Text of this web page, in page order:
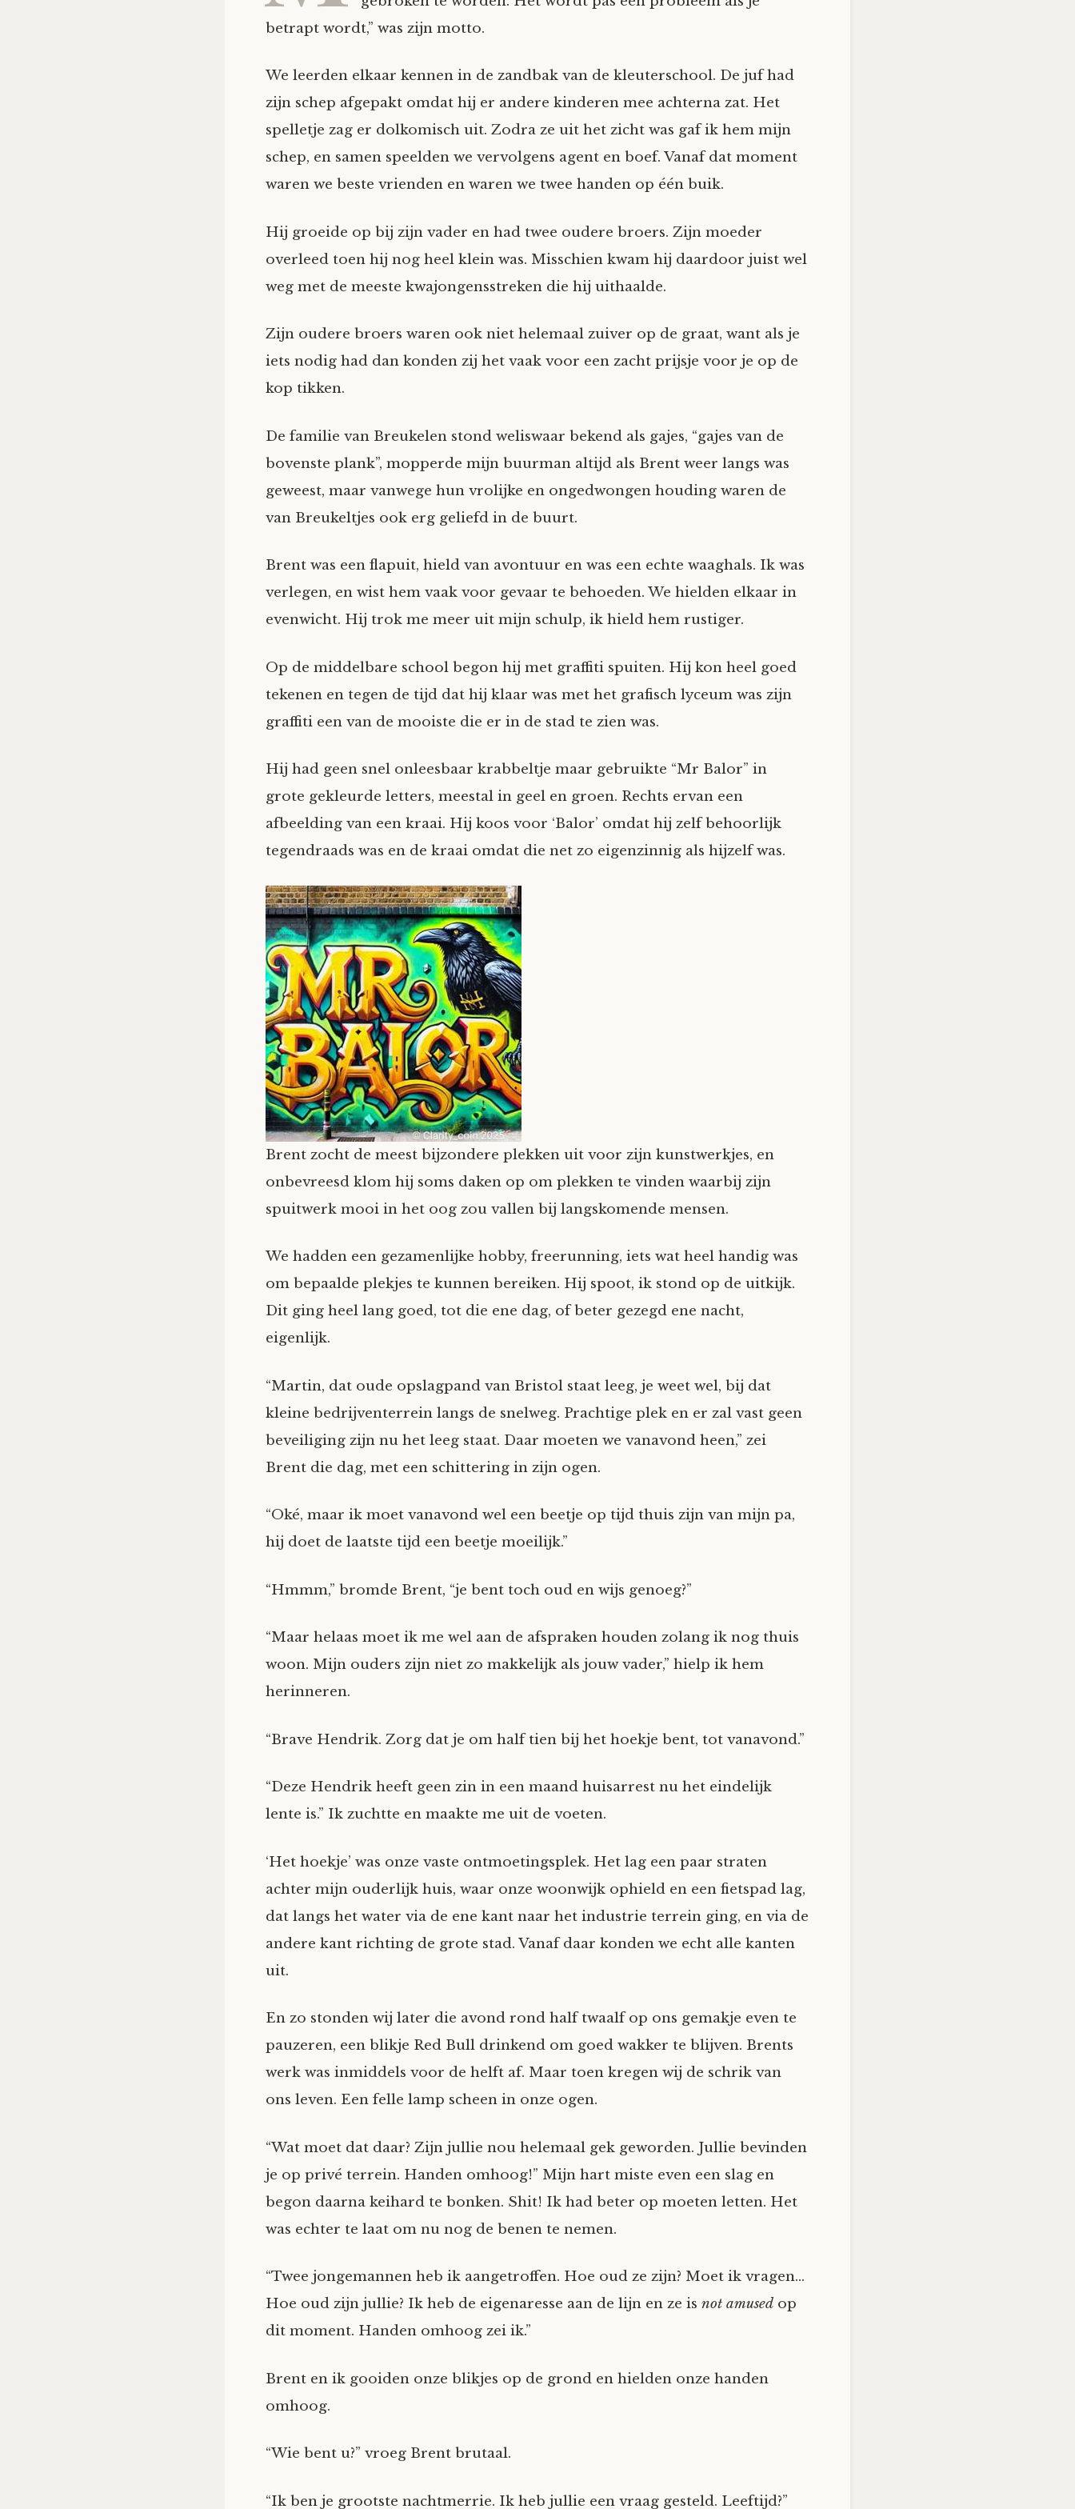
betrapt wordt,” was zijn motto.
We leerden elkaar kennen in de zandbak van de kleuterschool. De juf had
zijn schep afgepakt omdat hij er andere kinderen mee achterna zat. Het
spelletje zag er dolkomisch uit. Zodra ze uit het zicht was gaf ik hem mijn
schep, en samen speelden we vervolgens agent en boef. Vanaf dat moment
waren we beste vrienden en waren we twee handen op één buik.
Hij groeide op bij zijn vader en had twee oudere broers. Zijn moeder
overleed toen hij nog heel klein was. Misschien kwam hij daardoor juist wel
weg met de meeste kwajongensstreken die hij uithaalde.
Zijn oudere broers waren ook niet helemaal zuiver op de graat, want als je
iets nodig had dan konden zij het vaak voor een zacht prijsje voor je op de
kop tikken.
De familie van Breukelen stond weliswaar bekend als gajes, “gajes van de
bovenste plank”, mopperde mijn buurman altijd als Brent weer langs was
geweest, maar vanwege hun vrolijke en ongedwongen houding waren de
van Breukeltjes ook erg geliefd in de buurt.
Brent was een flapuit, hield van avontuur en was een echte waaghals. Ik was
verlegen, en wist hem vaak voor gevaar te behoeden. We hielden elkaar in
evenwicht. Hij trok me meer uit mijn schulp, ik hield hem rustiger.
Op de middelbare school begon hij met graffiti spuiten. Hij kon heel goed
tekenen en tegen de tijd dat hij klaar was met het grafisch lyceum was zijn
graffiti een van de mooiste die er in de stad te zien was.
Hij had geen snel onleesbaar krabbeltje maar gebruikte “Mr Balor” in
grote gekleurde letters, meestal in geel en groen. Rechts ervan een
afbeelding van een kraai. Hij koos voor ‘Balor’ omdat hij zelf behoorlijk
tegendraads was en de kraai omdat die net zo eigenzinnig als hijzelf was.
Brent zocht de meest bijzondere plekken uit voor zijn kunstwerkjes, en
onbevreesd klom hij soms daken op om plekken te vinden waarbij zijn
spuitwerk mooi in het oog zou vallen bij langskomende mensen.
We hadden een gezamenlijke hobby, freerunning, iets wat heel handig was
om bepaalde plekjes te kunnen bereiken. Hij spoot, ik stond op de uitkijk.
Dit ging heel lang goed, tot die ene dag, of beter gezegd ene nacht,
eigenlijk.
“Martin, dat oude opslagpand van Bristol staat leeg, je weet wel, bij dat
kleine bedrijventerrein langs de snelweg. Prachtige plek en er zal vast geen
beveiliging zijn nu het leeg staat. Daar moeten we vanavond heen,” zei
Brent die dag, met een schittering in zijn ogen.
“Oké, maar ik moet vanavond wel een beetje op tijd thuis zijn van mijn pa,
hij doet de laatste tijd een beetje moeilijk.”
“Hmmm,” bromde Brent, “je bent toch oud en wijs genoeg?”
“Maar helaas moet ik me wel aan de afspraken houden zolang ik nog thuis
woon. Mijn ouders zijn niet zo makkelijk als jouw vader,” hielp ik hem
herinneren.
“Brave Hendrik. Zorg dat je om half tien bij het hoekje bent, tot vanavond.”
“Deze Hendrik heeft geen zin in een maand huisarrest nu het eindelijk
lente is.” Ik zuchtte en maakte me uit de voeten.
‘Het hoekje’ was onze vaste ontmoetingsplek. Het lag een paar straten
achter mijn ouderlijk huis, waar onze woonwijk ophield en een fietspad lag,
dat langs het water via de ene kant naar het industrie terrein ging, en via de
andere kant richting de grote stad. Vanaf daar konden we echt alle kanten
uit.
En zo stonden wij later die avond rond half twaalf op ons gemakje even te
pauzeren, een blikje Red Bull drinkend om goed wakker te blijven. Brents
werk was inmiddels voor de helft af. Maar toen kregen wij de schrik van
ons leven. Een felle lamp scheen in onze ogen.
“Wat moet dat daar? Zijn jullie nou helemaal gek geworden. Jullie bevinden
je op privé terrein. Handen omhoog!” Mijn hart miste even een slag en
begon daarna keihard te bonken. Shit! Ik had beter op moeten letten. Het
was echter te laat om nu nog de benen te nemen.
“Twee jongemannen heb ik aangetroffen. Hoe oud ze zijn? Moet ik vragen…
Hoe oud zijn jullie? Ik heb de eigenaresse aan de lijn en ze is not amused op
dit moment. Handen omhoog zei ik.”
Brent en ik gooiden onze blikjes op de grond en hielden onze handen
omhoog.
“Wie bent u?” vroeg Brent brutaal.
“Ik ben je grootste nachtmerrie. Ik heb jullie een vraag gesteld. Leeftijd?”